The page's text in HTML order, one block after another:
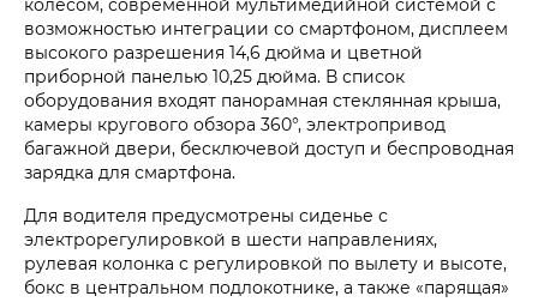
колесом, современной мультимедийной системой с
возможностью интеграции со смартфоном, дисплеем
высокого разрешения 14,6 дюйма и цветной
приборной панелью 10,25 дюйма. В список
оборудования входят панорамная стеклянная крыша,
камеры кругового обзора 360°, электропривод
багажной двери, бесключевой доступ и беспроводная
зарядка для смартфона.
Для водителя предусмотрены сиденье с
электрорегулировкой в шести направлениях,
рулевая колонка с регулировкой по вылету и высоте,
бокс в центральном подлокотнике, а также «парящая»